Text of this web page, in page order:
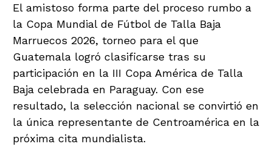
El amistoso forma parte del proceso rumbo a
la Copa Mundial de Fútbol de Talla Baja
Marruecos 2026, torneo para el que
Guatemala logró clasificarse tras su
participación en la III Copa América de Talla
Baja celebrada en Paraguay. Con ese
resultado, la selección nacional se convirtió en
la única representante de Centroamérica en la
próxima cita mundialista.